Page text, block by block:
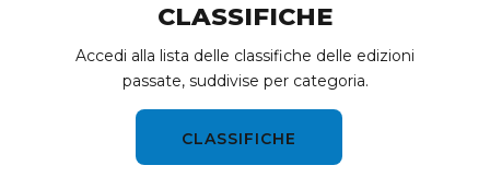
CLASSIFICHE
Accedi alla lista delle classifiche delle edizioni
passate, suddivise per categoria.
CLASSIFICHE